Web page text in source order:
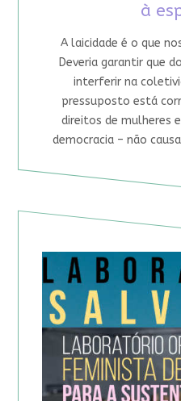
à
A laicidade é o que
Deveria garantir que
interferir na
pressuposto está
direitos de mulheres
democracia – não